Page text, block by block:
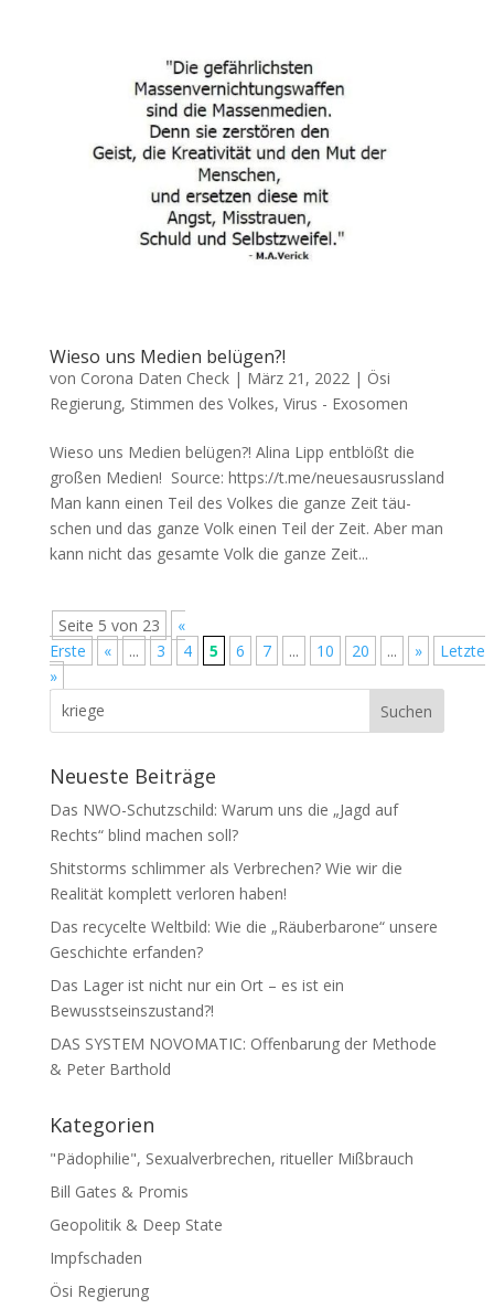
Wieso uns Medien belügen?!
von Corona Daten Check| März 21, 2022| Ösi
Regierung, Stimmen des Volkes, Virus - Exosomen
Wieso uns Medien belügen?! Ali­na Lipp ent­blößt die
gro­ßen Medien! Source: https://t.me/neuesausrussland
Man kann einen Teil des Vol­kes die gan­ze Zeit täu­
schen und das gan­ze Volk einen Teil der Zeit. Aber man
kann nicht das gesam­te Volk die gan­ze Zeit...
Seite 5 von 23
«
Erste
« ... 3 4 5 6 7 ... 10 20 ... »
Letzte
»
Neueste Beiträge
Das NWO-Schutzschild: Warum uns die „Jagd auf
Rechts“ blind machen soll?
Shitstorms schlimmer als Verbrechen? Wie wir die
Realität komplett verloren haben!
Das recycelte Weltbild: Wie die „Räuberbarone“ unsere
Geschichte erfanden?
Das Lager ist nicht nur ein Ort – es ist ein
Bewusstseinszustand?!
DAS SYSTEM NOVOMATIC: Offenbarung der Methode
& Peter Barthold
Kategorien
"Pädophilie", Sexualverbrechen, ritueller Mißbrauch
Bill Gates & Promis
Geopolitik & Deep State
Impfschaden
Ösi Regierung